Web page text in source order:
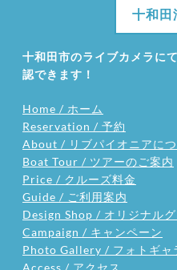
十和田
十和田市のライブカメラに
認できます！
Home / ホーム
Reservation / 予約
About / リブパイオニアにつ
Boat Tour / ツアーのご案内
Price / クルーズ料金
Guide / ご利用案内
Design Shop / オリジナル
Campaign / キャンペーン
Photo Gallery / フォトギャ
Access / アクセス